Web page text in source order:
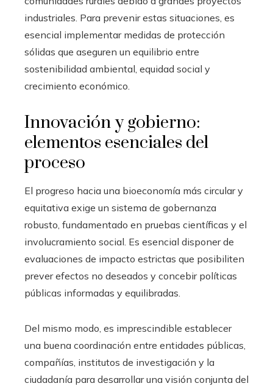
industriales. Para prevenir estas situaciones, es
esencial implementar medidas de protección
sólidas que aseguren un equilibrio entre
sostenibilidad ambiental, equidad social y
crecimiento económico.
Innovación y gobierno:
elementos esenciales del
proceso
El progreso hacia una bioeconomía más circular y
equitativa exige un sistema de gobernanza
robusto, fundamentado en pruebas científicas y el
involucramiento social. Es esencial disponer de
evaluaciones de impacto estrictas que posibiliten
prever efectos no deseados y concebir políticas
públicas informadas y equilibradas.
Del mismo modo, es imprescindible establecer
una buena coordinación entre entidades públicas,
compañías, institutos de investigación y la
ciudadanía para desarrollar una visión conjunta del